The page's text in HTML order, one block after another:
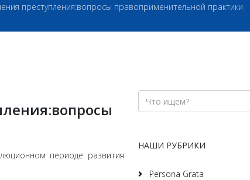
преступления:вопросы правоприменительной практики
периоде раз­вития
НАШИ РУБРИКИ
Persona Grata